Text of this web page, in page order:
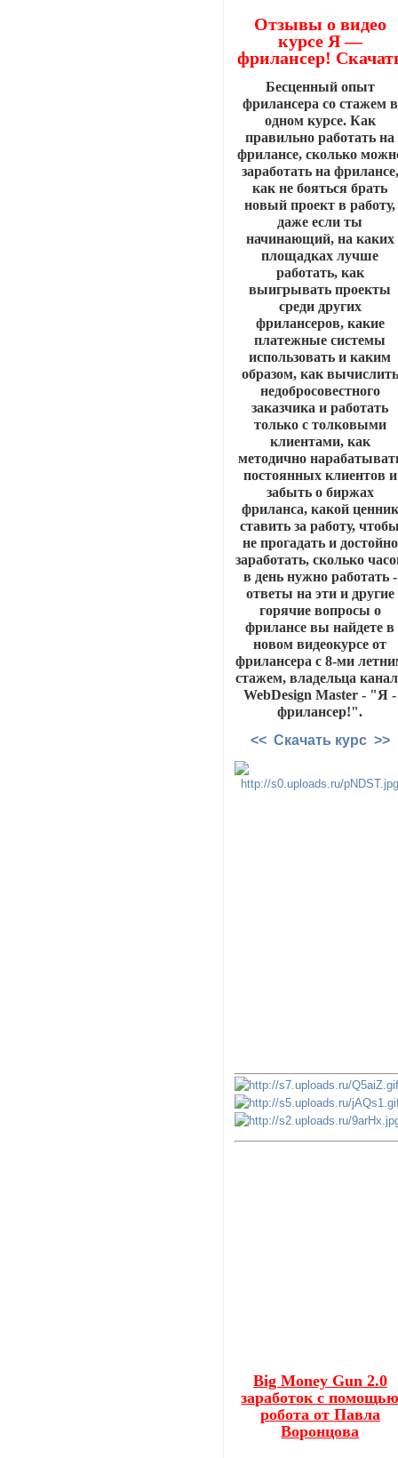
Отзывы о видео
курсе Я —
фрилансер!
Бесценный опыт
фрилансера со стажем в
одном курсе. Как
правильно работать на
фрилансе, сколько
заработать на фрилансе,
как не бояться брать
новый проект в работу,
даже если ты
начинающий, на каких
площадках лучше
работать, как
выигрывать проекты
среди других
фрилансеров, какие
платежные системы
использовать и каким
образом, как вычислить
недобросовестного
заказчика и работать
только с толковыми
клиентами, как
методично
постоянных клиентов и
забыть о биржах
фриланса, какой ценник
ставить за работу,
не прогадать и достойно
заработать, сколько
в день нужно работать -
ответы на эти и другие
горячие вопросы о
фрилансе вы найдете в
новом видеокурсе от
фрилансера с 8-ми
стажем, владельца
WebDesign Master - "Я -
фрилансер!".
<< Скачать курс >>
Big Money Gun 2.0
заработок с
робота от Павла
Воронцова